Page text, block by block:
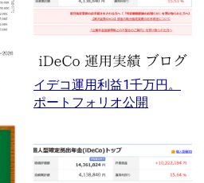
イデコ運用利益1千万円。
ポートフォリオ公開